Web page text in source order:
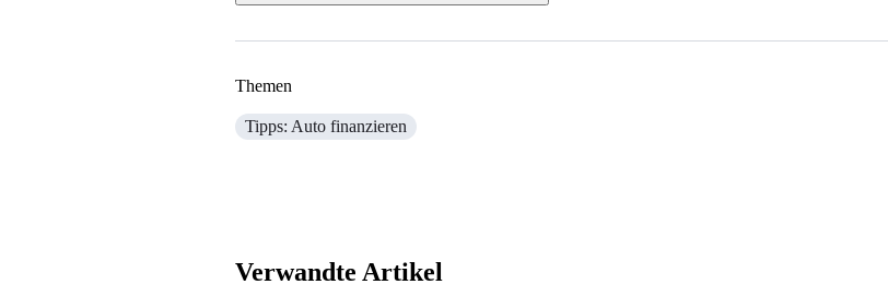
Themen
Tipps: Auto finanzieren
Verwandte Artikel